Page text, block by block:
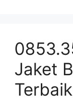
Jaket
Terbaik